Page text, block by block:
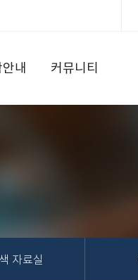
내 커뮤니티
자료실